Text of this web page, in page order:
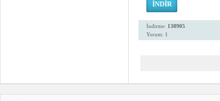
İNDİR
İndirme: 138905
Yorum: 1